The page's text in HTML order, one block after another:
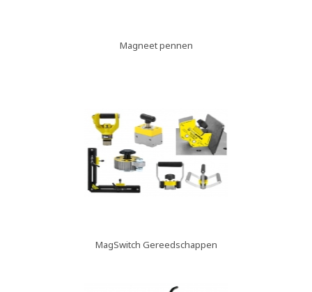
Magneet pennen
MagSwitch Gereedschappen